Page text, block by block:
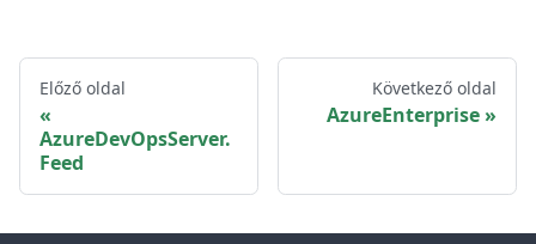
Előző oldal
AzureDevOpsServer.
Feed
Következő oldal
AzureEnterprise